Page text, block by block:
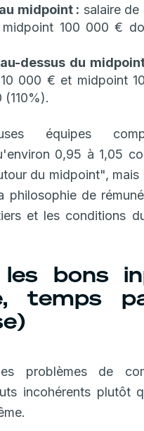
midpoint : salaire de
100 000 €
dessus du
000 € et midpoint
(110%).
équipes
0,95 à 1,05
du midpoint", mais
philosophie de
et les conditions
les bons
temps
problèmes de
incohérents plutôt